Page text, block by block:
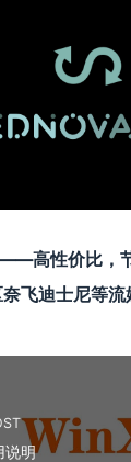
高性价比，
奈飞迪士尼等
说明